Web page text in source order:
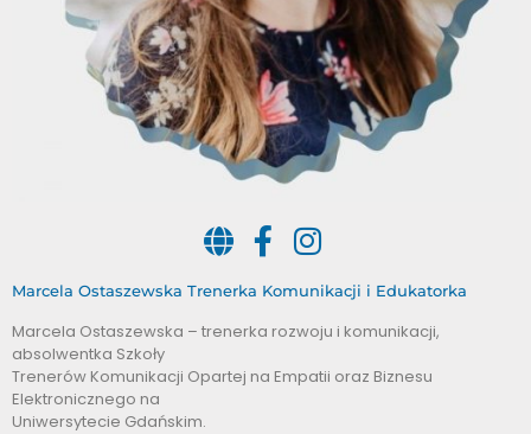
Marcela Ostaszewska Trenerka Komunikacji i Edukatorka
Marcela Ostaszewska – trenerka rozwoju i komunikacji,
absolwentka Szkoły
Trenerów Komunikacji Opartej na Empatii oraz Biznesu
Elektronicznego na
Uniwersytecie Gdańskim.